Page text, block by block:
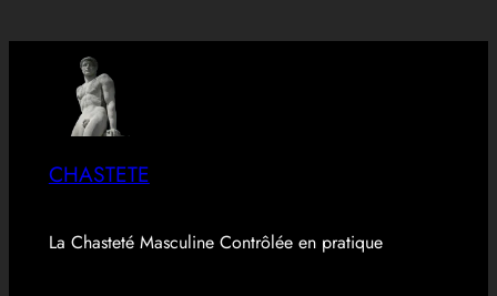
CHASTETE
La Chasteté Masculine Contrôlée en pratique